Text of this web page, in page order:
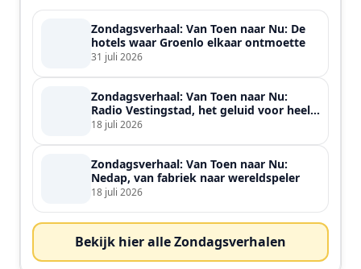
Zondagsverhaal: Van Toen naar Nu: De
hotels waar Groenlo elkaar ontmoette
31 juli 2026
Zondagsverhaal: Van Toen naar Nu:
Radio Vestingstad, het geluid voor heel
de streek
18 juli 2026
Zondagsverhaal: Van Toen naar Nu:
Nedap, van fabriek naar wereldspeler
18 juli 2026
Bekijk hier alle Zondagsverhalen